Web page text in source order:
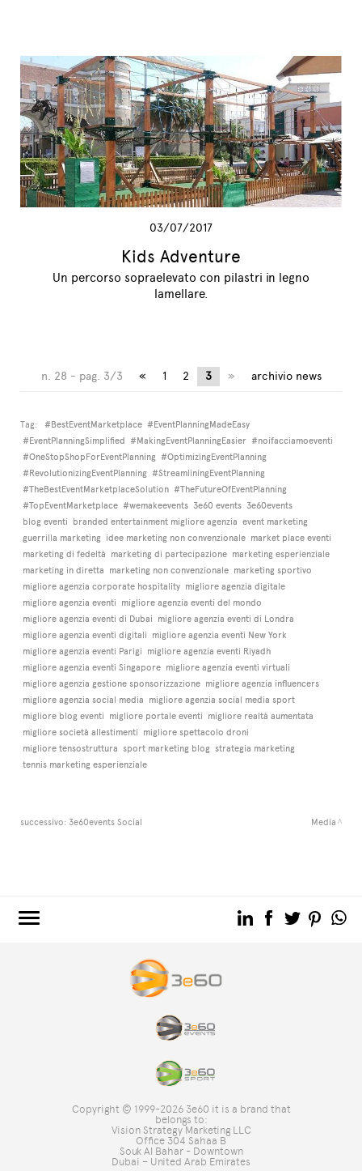
03/07/2017
Kids Adventure
Un percorso sopraelevato con pilastri in legno
lamellare.
n. 28 - pag. 3/3 « 1 2 3 » archivio news
Tag: #BestEventMarketplace #EventPlanningMadeEasy
#EventPlanningSimplified #MakingEventPlanningEasier #noifacciamoeventi
#OneStopShopForEventPlanning #OptimizingEventPlanning
#RevolutionizingEventPlanning #StreamliningEventPlanning
#TheBestEventMarketplaceSolution #TheFutureOfEventPlanning
#TopEventMarketplace #wemakeevents 3e60 events 3e60events
blog eventi branded entertainment migliore agenzia event marketing
guerrilla marketing idee marketing non convenzionale market place eventi
marketing di fedeltà marketing di partecipazione marketing esperienziale
marketing in diretta marketing non convenzionale marketing sportivo
migliore agenzia corporate hospitality migliore agenzia digitale
migliore agenzia eventi migliore agenzia eventi del mondo
migliore agenzia eventi di Dubai migliore agenzia eventi di Londra
migliore agenzia eventi digitali migliore agenzia eventi New York
migliore agenzia eventi Parigi migliore agenzia eventi Riyadh
migliore agenzia eventi Singapore migliore agenzia eventi virtuali
migliore agenzia gestione sponsorizzazione migliore agenzia influencers
migliore agenzia social media migliore agenzia social media sport
migliore blog eventi migliore portale eventi migliore realtà aumentata
migliore società allestimenti migliore spettacolo droni
migliore tensostruttura sport marketing blog strategia marketing
tennis marketing esperienziale
successivo: 3e60events Social Media
Copyright © 1999-2026 3e60 it is a brand that
belongs to:
Vision Strategy Marketing LLC
Office 304 Sahaa B
Souk Al Bahar - Downtown
Dubai – United Arab Emirates